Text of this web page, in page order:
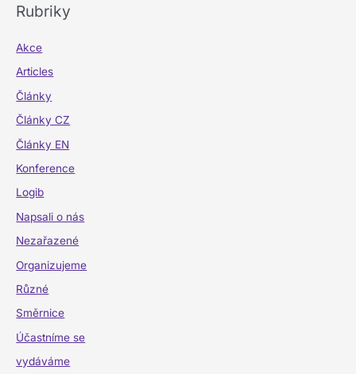
Rubriky
Akce
Articles
Články
Články CZ
Články EN
Konference
Logib
Napsali o nás
Nezařazené
Organizujeme
Různé
Směrnice
Účastníme se
vydáváme